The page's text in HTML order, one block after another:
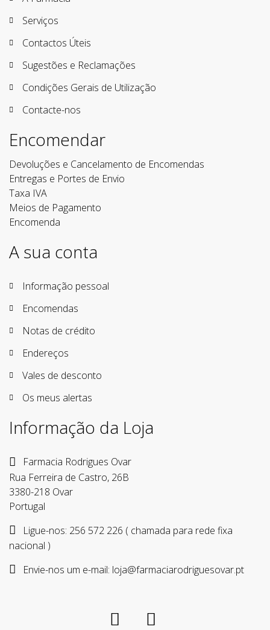
Serviços
Contactos Úteis
Sugestões e Reclamações
Condições Gerais de Utilização
Contacte-nos
Encomendar
Devoluções e Cancelamento de Encomendas
Entregas e Portes de Envio
Taxa IVA
Meios de Pagamento
Encomenda
A sua conta
Informação pessoal
Encomendas
Notas de crédito
Endereços
Vales de desconto
Os meus alertas
Informação da Loja
Farmacia Rodrigues Ovar
Rua Ferreira de Castro, 26B
3380-218 Ovar
Portugal
Ligue-nos: 256 572 226 ( chamada para rede fixa
nacional )
Envie-nos um e-mail: loja@farmaciarodriguesovar.pt